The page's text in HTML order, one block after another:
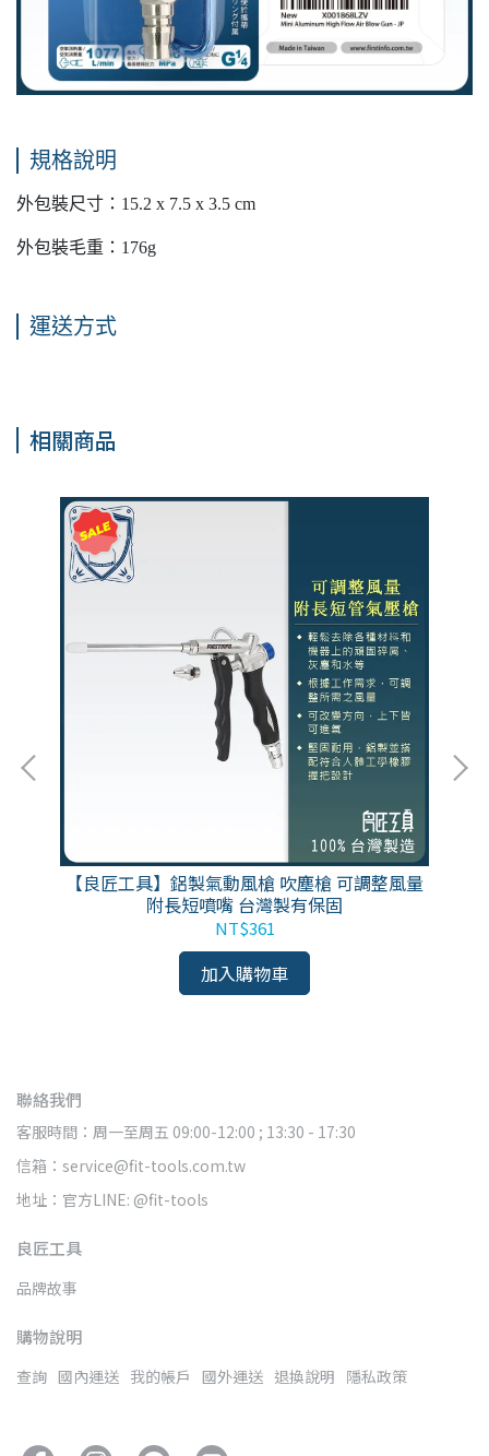
規格說明
外包裝尺寸：15.2 x 7.5 x 3.5 cm
外包裝毛重：176g
運送方式
相關商品
【良匠工具】鋁製氣動風槍 吹塵槍 可調整風量
附長短噴嘴 台灣製有保固
NT$361
加入購物車
聯絡我們
客服時間：周一至周五 09:00-12:00 ; 13:30 - 17:30
信箱：service@fit-tools.com.tw
地址：官方LINE: @fit-tools
良匠工具
品牌故事
購物說明
查詢 國內運送 我的帳戶 國外運送 退換說明 隱私政策